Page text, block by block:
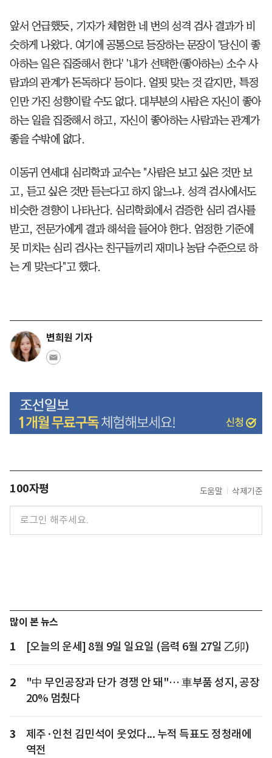
앞서 언급했듯, 기자가 체험한 네 번의 성격 검사 결과가 비
슷하게 나왔다. 여기에 공통으로 등장하는 문장이 '당신이 좋
아하는 일은 집중해서 한다' '내가 선택한(좋아하는) 소수 사
람과의 관계가 돈독하다' 등이다. 얼핏 맞는 것 같지만, 특정
인만 가진 성향이랄 수도 없다. 대부분의 사람은 자신이 좋아
하는 일을 집중해서 하고, 자신이 좋아하는 사람과는 관계가
좋을 수밖에 없다.
이동귀 연세대 심리학과 교수는 "사람은 보고 싶은 것만 보
고, 듣고 싶은 것만 듣는다고 하지 않느냐. 성격 검사에서도
비슷한 경향이 나타난다. 심리학회에서 검증한 심리 검사를
받고, 전문가에게 결과 해석을 들어야 한다. 엄정한 기준에
못 미치는 심리 검사는 친구들끼리 재미나 농담 수준으로 하
는 게 맞는다"고 했다.
변희원 기자
100자평 도움말 삭제기준
많이 본 뉴스
1 [오늘의 운세] 8월 9일 일요일 (음력 6월 27일 乙卯)
2
"中 무인공장과 단가 경쟁 안 돼"… 車부품 성지, 공장
20% 멈췄다
3
제주·인천 김민석이 웃었다... 누적 득표도 정청래에
역전